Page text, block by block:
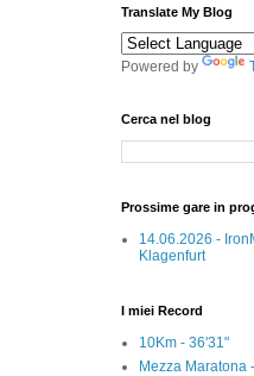
Translate My Blog
Powered by
Cerca nel blog
Prossime gare in
14.06.2026 -
Klagenfurt
I miei Record
10Km - 36'31"
Mezza Maratona